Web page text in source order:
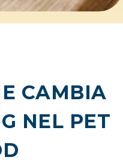
CAMBIA
NEL PET